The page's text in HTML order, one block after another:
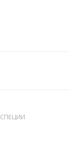
СПЕЦИИ